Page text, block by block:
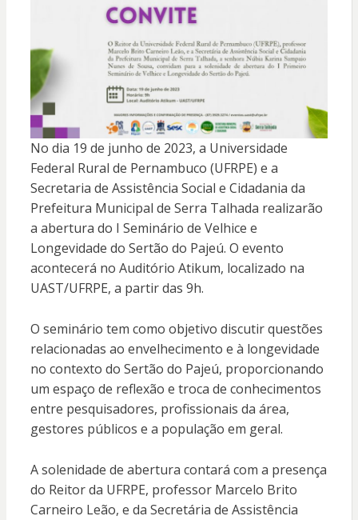
No dia 19 de junho de 2023, a Universidade
Federal Rural de Pernambuco (UFRPE) e a
Secretaria de Assistência Social e Cidadania da
Prefeitura Municipal de Serra Talhada realizarão
a abertura do I Seminário de Velhice e
Longevidade do Sertão do Pajeú. O evento
acontecerá no Auditório Atikum, localizado na
UAST/UFRPE, a partir das 9h.
O seminário tem como objetivo discutir questões
relacionadas ao envelhecimento e à longevidade
no contexto do Sertão do Pajeú, proporcionando
um espaço de reflexão e troca de conhecimentos
entre pesquisadores, profissionais da área,
gestores públicos e a população em geral.
A solenidade de abertura contará com a presença
do Reitor da UFRPE, professor Marcelo Brito
Carneiro Leão, e da Secretária de Assistência